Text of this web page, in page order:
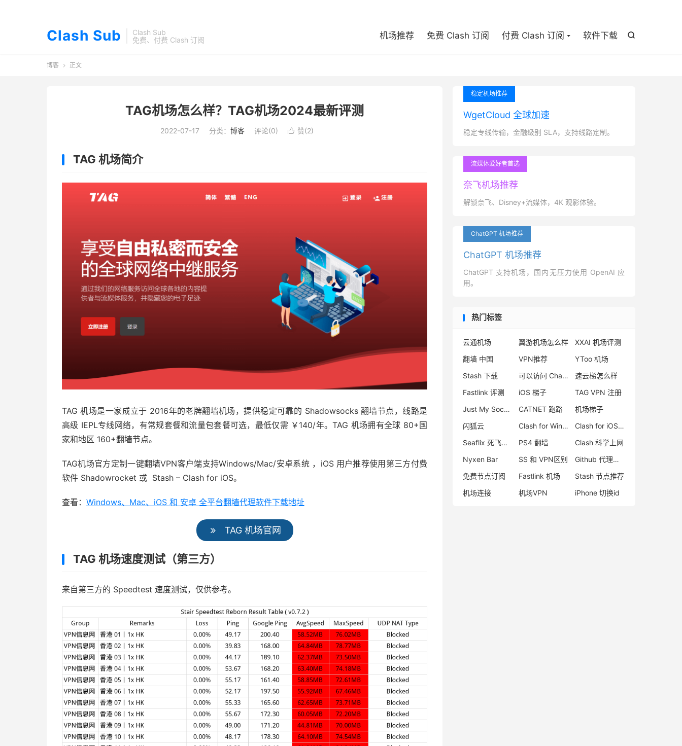
Clash Sub
Clash Sub
免费、付费 Clash 订阅

机场推荐 免费 Clash 订阅 付费 Clash 订阅 软件下载
博客  正文
TAG机场怎么样？TAG机场2024最新评测
2022-07-17 分类： 博客 评论(0)  赞(2)
TAG 机场简介
TAG 机场是一家成立于 2016年的老牌翻墙机场，提供稳定可靠的 Shadowsocks 翻墙节点，线路是
高级 IEPL专线网络，有常规套餐和流量包套餐可选，最低仅需 ￥140/年。TAG 机场拥有全球 80+国
家和地区 160+翻墙节点。
TAG机场官方定制一键翻墙VPN客户端支持Windows/Mac/安卓系统 ，iOS 用户推荐使用第三方付费
软件 Shadowrocket 或 Stash – Clash for iOS。
查看： Windows、Mac、iOS 和 安卓 全平台翻墙代理软件下载地址
TAG 机场官网
TAG 机场速度测试（第三方）
来自第三方的 Speedtest 速度测试，仅供参考。
稳定机场推荐
WgetCloud 全球加速
稳定专线传输，金融级别 SLA，支持线路定制。
流媒体爱好者首选
奈飞机场推荐
解锁奈飞、Disney+流媒体，4K 观影体验。
ChatGPT 机场推荐
ChatGPT 机场推荐
ChatGPT 支持机场，国内无压力使用 OpenAI 应
用。
热门标签
云通机场 翼游机场怎么样
XXAI 机场评测
翻墙 中国
VPN推荐
YToo 机场
Stash 下载
可以访问 ChatGPT 的机场
速云梯怎么样
Fastlink 评测
iOS 梯子
TAG VPN 注册
Just My Socks 类似
CATNET 跑路
机场梯子
闪狐云
Clash for Windows 跑路
Clash for iOS 下载
Seaflix 死飞机场
PS4 翻墙
Clash 科学上网
Nyxen Bar
SS 和 VPN区别
Github 代理网站
免费节点订阅
Fastlink 机场
Stash 节点推荐
机场连接
机场VPN iPhone 切换id